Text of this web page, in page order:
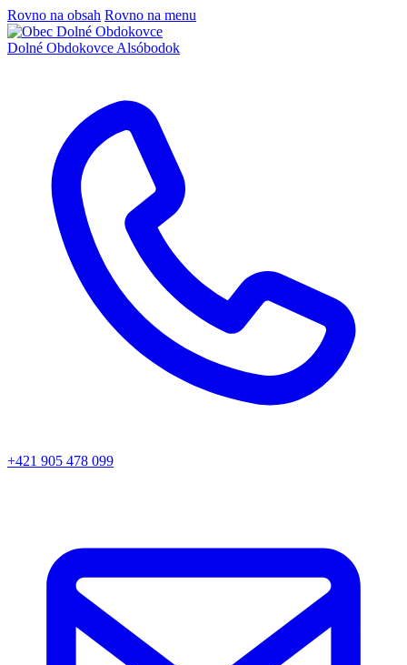
Rovno na obsah Rovno na menu
Dolné Obdokovce Alsóbodok
+421 905 478 099